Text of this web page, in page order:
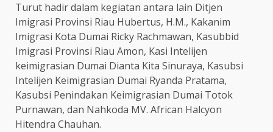
Turut hadir dalam kegiatan antara lain Ditjen
Imigrasi Provinsi Riau Hubertus, H.M., Kakanim
Imigrasi Kota Dumai Ricky Rachmawan, Kasubbid
Imigrasi Provinsi Riau Amon, Kasi Intelijen
keimigrasian Dumai Dianta Kita Sinuraya, Kasubsi
Intelijen Keimigrasian Dumai Ryanda Pratama,
Kasubsi Penindakan Keimigrasian Dumai Totok
Purnawan, dan Nahkoda MV. African Halcyon
Hitendra Chauhan.